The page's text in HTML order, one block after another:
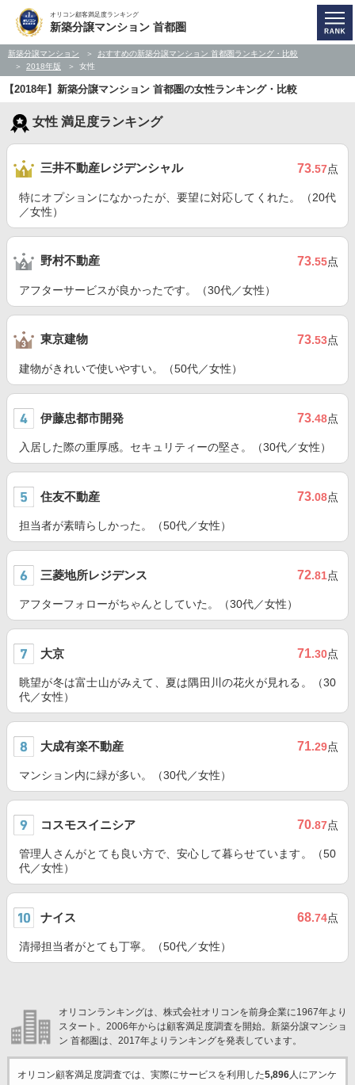
オリコン顧客満足度ランキング
新築分譲マンション 首都圏
新築分譲マンション
おすすめの新築分譲マンション 首都圏ランキング・比較
2018年版
女性
【2018年】新築分譲マンション 首都圏の女性ランキング・比較
女性 満足度ランキング
三井不動産レジデンシャル 73.57点
特にオプションになかったが、要望に対応してくれた。（20代
／女性）
野村不動産 73.55点
アフターサービスが良かったです。（30代／女性）
東京建物 73.53点
建物がきれいで使いやすい。（50代／女性）
伊藤忠都市開発 73.48点
入居した際の重厚感。セキュリティーの堅さ。（30代／女性）
住友不動産 73.08点
担当者が素晴らしかった。（50代／女性）
三菱地所レジデンス 72.81点
アフターフォローがちゃんとしていた。（30代／女性）
大京 71.30点
眺望が冬は富士山がみえて、夏は隅田川の花火が見れる。（30
代／女性）
大成有楽不動産 71.29点
マンション内に緑が多い。（30代／女性）
コスモスイニシア 70.87点
管理人さんがとても良い方で、安心して暮らせています。（50
代／女性）
ナイス 68.74点
清掃担当者がとても丁寧。（50代／女性）
オリコンランキングは、株式会社オリコンを前身企業に1967年より
スタート。2006年からは顧客満足度調査を開始。新築分譲マンショ
ン 首都圏は、2017年よりランキングを発表しています。
オリコン顧客満足度調査では、実際にサービスを利用した5,896人にアンケ